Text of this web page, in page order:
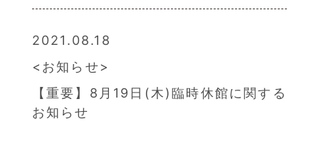
2021.08.18
お知らせ
【重要】8月19日(木)臨時休館に関する
お知らせ